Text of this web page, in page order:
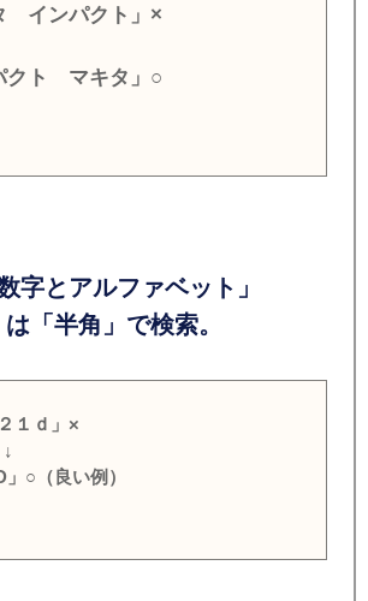
インパクト」×
クト マキタ」○
とアルファベット」
「半角」で検索。
１ｄ」×
○（良い例）